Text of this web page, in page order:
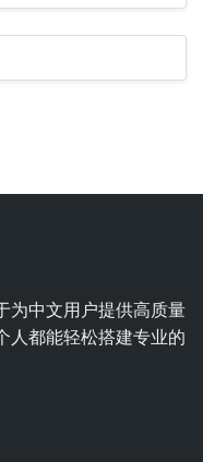
为中文用户提供高质量
人都能轻松搭建专业的